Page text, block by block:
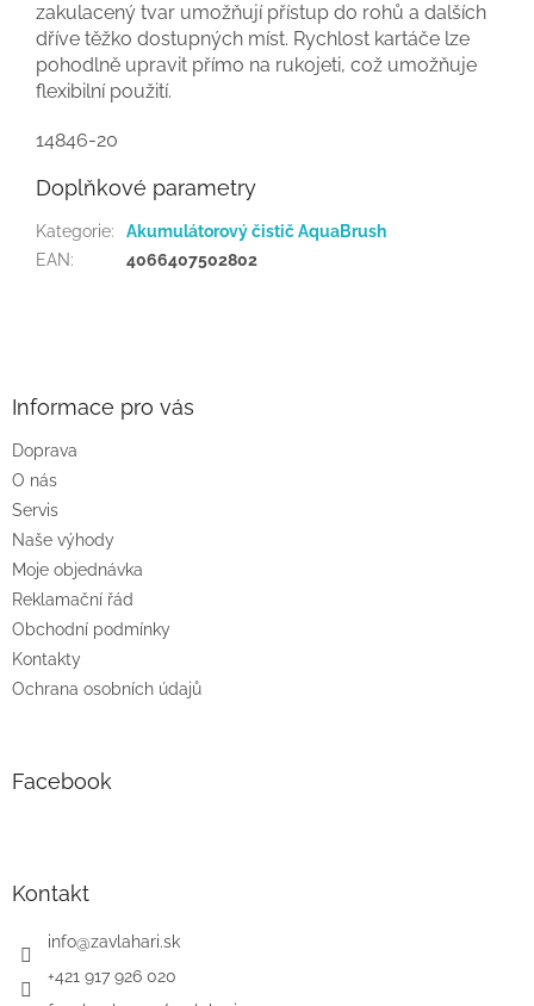
zakulacený tvar umožňují přístup do rohů a dalších
dříve těžko dostupných míst. Rychlost kartáče lze
pohodlně upravit přímo na rukojeti, což umožňuje
flexibilní použití.
14846-20
Doplňkové parametry
Kategorie:
Akumulátorový čistič AquaBrush
EAN: 4066407502802
Informace pro vás
Doprava
O nás
Servis
Naše výhody
Moje objednávka
Reklamační řád
Obchodní podmínky
Kontakty
Ochrana osobních údajů
Facebook
Kontakt
info@zavlahari.sk
+421 917 926 020